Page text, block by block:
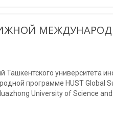
Ташкентского университета
программе HUST Global
University of Science